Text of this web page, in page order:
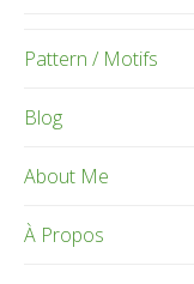
Pattern / Motifs
Blog
About Me
À Propos